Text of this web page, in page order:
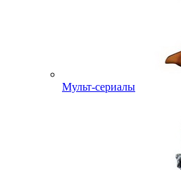
Мульт-сериалы